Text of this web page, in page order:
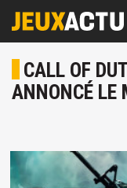
CALL OF
ANNONCÉ LE